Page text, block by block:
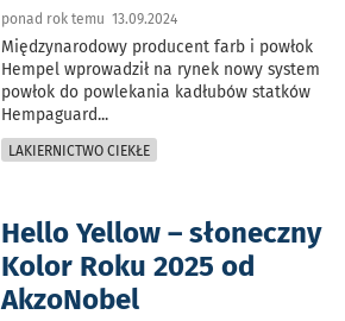
ponad rok temu 13.09.2024
Międzynarodowy producent farb i powłok
Hempel wprowadził na rynek nowy system
powłok do powlekania kadłubów statków
Hempaguard...
LAKIERNICTWO CIEKŁE
Hello Yellow – słoneczny
Kolor Roku 2025 od
AkzoNobel